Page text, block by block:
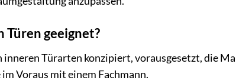
Türen geeignet?
Türarten konzipiert, vorausgesetzt, die
Voraus mit einem Fachmann.